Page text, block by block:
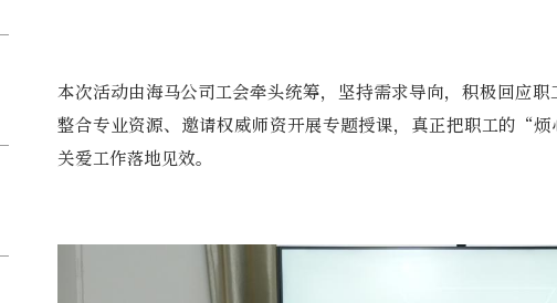
本次活动由海马公司工会牵头统筹，坚持需求导向，积极回应
整合专业资源、邀请权威师资开展专题授课，真正把职工的“
关爱工作落地见效。